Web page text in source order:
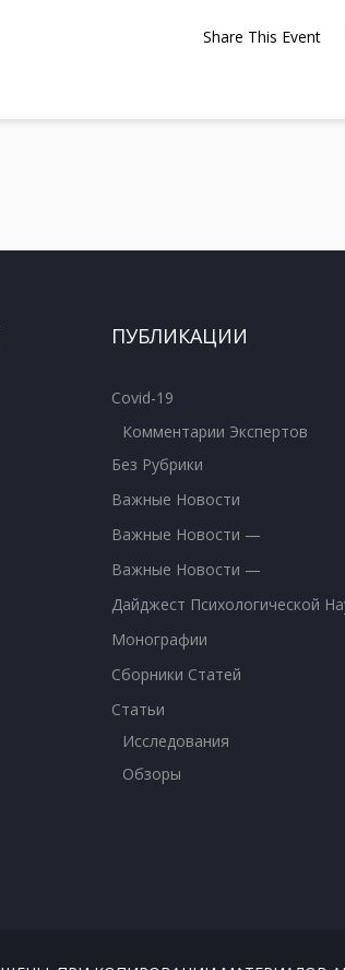
Share This Event
ПУБЛИКАЦИИ
Covid-19
Комментарии Экспертов
Без Рубрики
Важные Новости
Важные Новости —
Важные Новости —
Дайджест Психологической
Монографии
Сборники Статей
Статьи
Исследования
Обзоры